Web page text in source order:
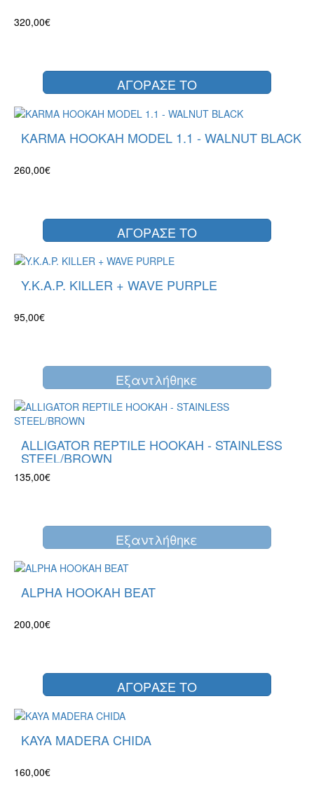
320,00€
ΑΓΟΡΑΣΕ ΤΟ
KARMA HOOKAH MODEL 1.1 - WALNUT BLACK
260,00€
ΑΓΟΡΑΣΕ ΤΟ
Y.K.A.P. KILLER + WAVE PURPLE
95,00€
Eξαντλήθηκε
ALLIGATOR REPTILE HOOKAH - STAINLESS
STEEL/BROWN
135,00€
Eξαντλήθηκε
ALPHA HOOKAH BEAT
200,00€
ΑΓΟΡΑΣΕ ΤΟ
KAYA MADERA CHIDA
160,00€